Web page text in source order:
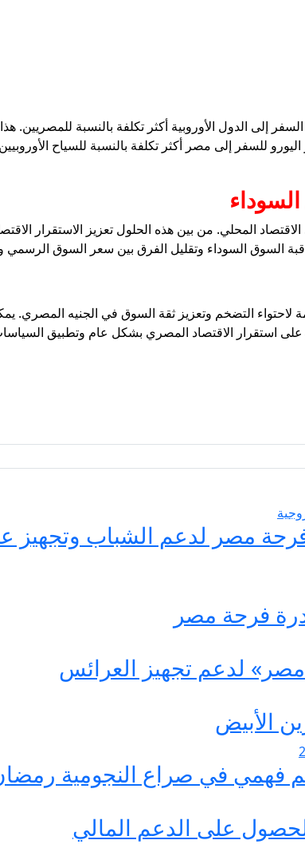
إلى الدول الأوروبية أكثر تكلفة بالنسبة للمصريين.
للسفر إلى مصر أكثر تكلفة بالنسبة للسياح
المحلي. من بين هذه الحلول تعزيز الاستقرار
السوق السوداء وتقليل الفرق بين سعر السوق الرسمي
التضخم وتعزيز ثقة السوق في الجنيه المصري.
استقرار الاقتصاد المصري بشكل عام وتطبيق السياسات
مبادرة فرحة مصر لدعم الشباب
الأبيض
في صراع النجومية رمضان
على الدعم المالي